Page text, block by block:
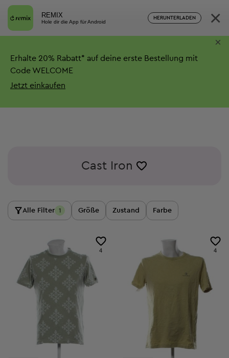
REMIX
Hole dir die App für Android
HERUNTERLADEN ×
Erhalte 20% Rabatt* auf deine erste Bestellung mit
Code WELCOME
Jetzt einkaufen
×
Cast Iron
Alle Filter 1 Größe Zustand Farbe
4 4